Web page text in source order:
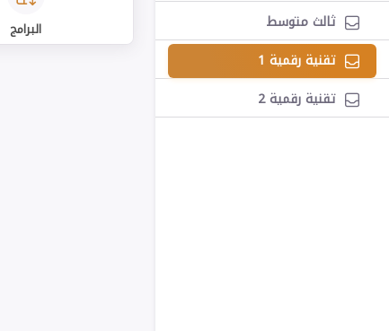
ثالث متوسط
تقنية رقمية 1
تقنية رقمية 2
البرامج